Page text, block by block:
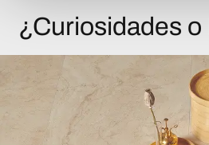
¿Curiosidades